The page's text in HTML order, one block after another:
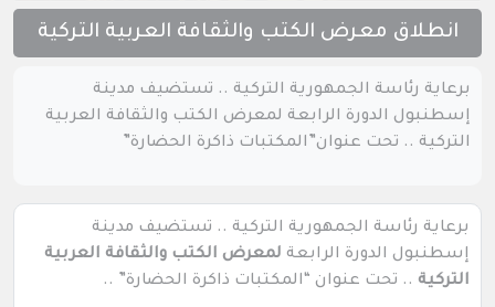
انطلاق معرض الكتب والثقافة العربية التركية
برعاية رئاسة الجمهورية التركية .. تستضيف مدينة
إسطنبول الدورة الرابعة لمعرض الكتب والثقافة العربية
التركية .. تحت عنوان”المكتبات ذاكرة الحضارة”
برعاية رئاسة الجمهورية التركية .. تستضيف مدينة
إسطنبول الدورة الرابعة لمعرض الكتب والثقافة العربية
التركية .. تحت عنوان “المكتبات ذاكرة الحضارة” ..